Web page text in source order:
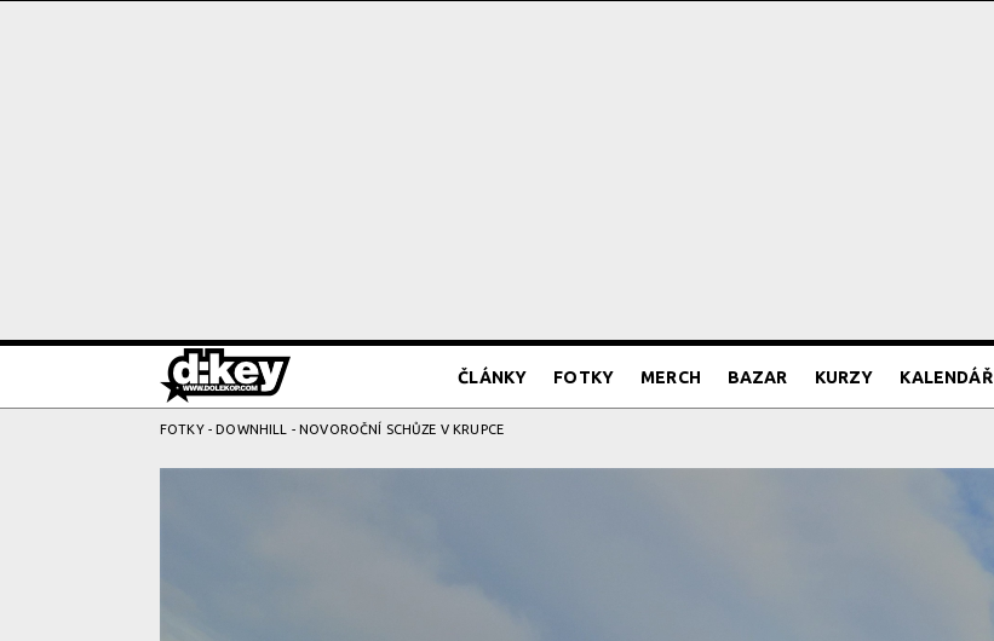
ČLÁNKY FOTKY MERCH BAZAR KURZY KALENDÁŘ
FOTKY-DOWNHILL - NOVOROČNÍ SCHŮZE V KRUPCE